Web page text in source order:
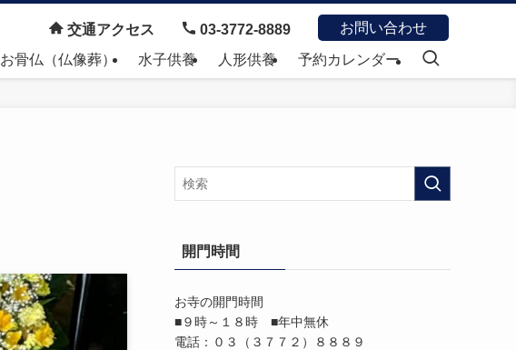
交通アクセス 03-3772-8889 お問い合わせ
お骨仏（仏像葬） 水子供養 人形供養 予約カレンダー
開門時間
お寺の開門時間
■９時～１８時 ■年中無休
電話：０３（３７７２）８８８９